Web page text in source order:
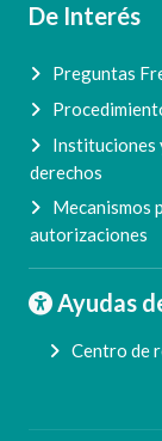
De Interés
Preguntas
Instituciones
derechos
Mecanismos
autorizaciones
Ayudas
Centro de